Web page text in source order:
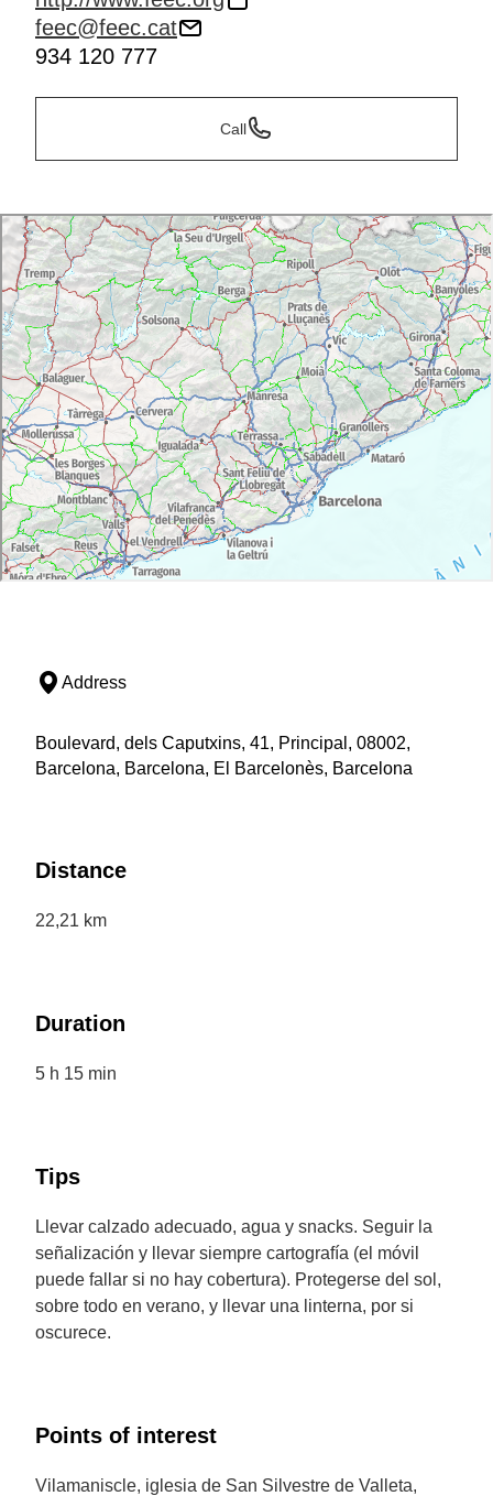
feec@feec.cat
934 120 777
Call
Address
Boulevard, dels Caputxins, 41, Principal, 08002,
Barcelona, Barcelona, El Barcelonès, Barcelona
Distance
22,21 km
Duration
5 h 15 min
Tips
Llevar calzado adecuado, agua y snacks. Seguir la
señalización y llevar siempre cartografía (el móvil
puede fallar si no hay cobertura). Protegerse del sol,
sobre todo en verano, y llevar una linterna, por si
oscurece.
Points of interest
Vilamaniscle, iglesia de San Silvestre de Valleta,